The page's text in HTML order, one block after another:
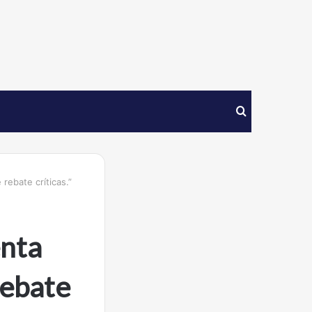
Procurar
rebate críticas.”